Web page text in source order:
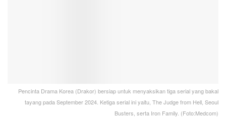
Pencinta Drama Korea (Drakor) bersiap untuk menyaksikan tiga serial yang bakal
tayang pada September 2024. Ketiga serial ini yaitu, The Judge from Hell, Seoul
Busters, serta Iron Family. (Foto:Medcom)